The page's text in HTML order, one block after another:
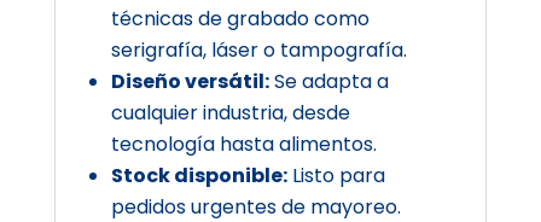
técnicas de grabado como
serigrafía, láser o tampografía.
Diseño versátil:Se adapta a
cualquier industria, desde
tecnología hasta alimentos.
Stock disponible:Listo para
pedidos urgentes de mayoreo.